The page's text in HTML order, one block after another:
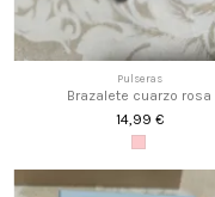
Pulseras
Brazalete cuarzo rosa
14,99 €